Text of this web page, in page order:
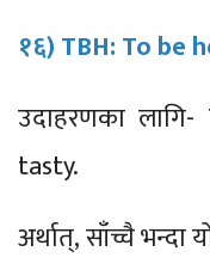
१६) TBH: To be
उदाहरणका
tasty.
अर्थात्, साँच्चै